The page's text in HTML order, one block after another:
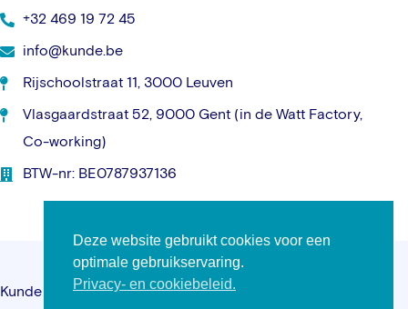
+32 469 19 72 45
info@kunde.be
Rijschoolstraat 11, 3000 Leuven
Vlasgaardstraat 52, 9000 Gent (in de Watt Factory,
Co-working)
BTW-nr: BE0787937136
Kunde © 2026 – Alle rechten voorbehouden –
Deze website gebruikt cookies voor een
optimale gebruikservaring.
Privacy- en cookiebeleid.